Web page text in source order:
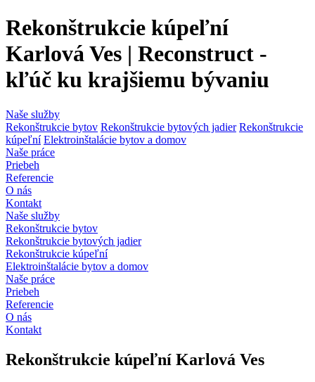
Rekonštrukcie kúpeľní
Karlová Ves | Reconstruct -
kľúč ku krajšiemu bývaniu
Naše služby
Rekonštrukcie bytov Rekonštrukcie bytových jadier Rekonštrukcie
kúpeľní Elektroinštalácie bytov a domov
Naše práce
Priebeh
Referencie
O nás
Kontakt
Naše služby
Rekonštrukcie bytov
Rekonštrukcie bytových jadier
Rekonštrukcie kúpeľní
Elektroinštalácie bytov a domov
Naše práce
Priebeh
Referencie
O nás
Kontakt
Rekonštrukcie kúpeľní Karlová Ves